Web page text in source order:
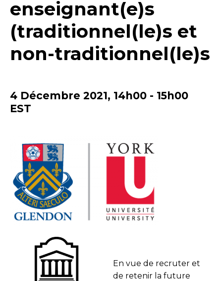
enseignant(e)s
(traditionnel(le)s et
non-traditionnel(le)s
4 Décembre 2021, 14h00 - 15h00
EST
En vue de recruter et
de retenir la future